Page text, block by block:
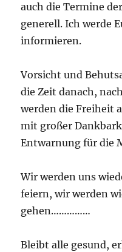
auch die Termine
generell. Ich werde
informieren.
Vorsicht und
die Zeit danach,
werden die Freiheit
mit großer
Entwarnung für die
Wir werden uns
feiern, wir werden
gehen……………
Bleibt alle gesund,